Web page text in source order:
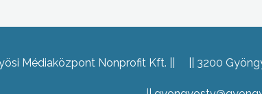
Médiaközpont Nonprofit Kft. 3200